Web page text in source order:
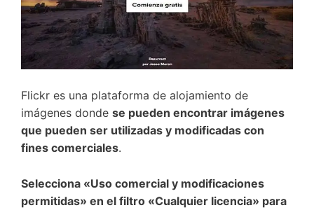
Flickr es una plataforma de alojamiento de
imágenes donde se pueden encontrar imágenes
que pueden ser utilizadas y modificadas con
fines comerciales.
Selecciona «Uso comercial y modificaciones
permitidas» en el filtro «Cualquier licencia» para